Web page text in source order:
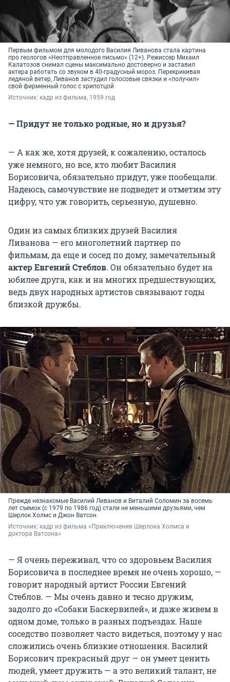
Первым фильмом для молодого Василия Ливанова стала картина
про геологов «Неотправленное письмо» (12+). Режиссер Михаил
Калатозов снимал сцены максимально достоверно и заставил
актера работать со звуком в 40-градусный мороз. Перекрикивая
ледяной ветер, Ливанов застудил голосовые связки и «получил»
свой фирменный голос с хрипотцой
Источник: кадр из фильма, 1959 год
— Придут не только родные, но и друзья?
— А как же, хотя друзей, к сожалению, осталось
уже немного, но все, кто любит Василия
Борисовича, обязательно придут, уже пообещали.
Надеюсь, самочувствие не подведет и отметим эту
цифру, что уж говорить, серьезную, душевно.
Один из самых близких друзей Василия
Ливанова — его многолетний партнер по
фильмам, да еще и сосед по дому, замечательный
актер Евгений Стеблов. Он обязательно будет на
юбилее друга, как и на многих предшествующих,
ведь двух народных артистов связывают годы
близкой дружбы.
Прежде незнакомые Василий Ливанов и Виталий Соломин за восемь
лет съемок (с 1979 по 1986 год) стали не меньшими друзьями, чем
Шерлок Холмс и Джон Ватсон
Источник: кадр из фильма «Приключения Шерлока Холмса и
доктора Ватсона»
— Я очень переживал, что со здоровьем Василия
Борисовича в последнее время не очень хорошо, —
говорит народный артист России Евгений
Стеблов. — Мы очень давно и тесно дружим,
задолго до «Собаки Баскервилей», и даже живем в
одном доме, только в разных подъездах. Наше
соседство позволяет часто видеться, поэтому у нас
сложились очень близкие отношения. Василий
Борисович прекрасный друг — он умеет ценить
людей, умеет дружить — а это великий талант, не